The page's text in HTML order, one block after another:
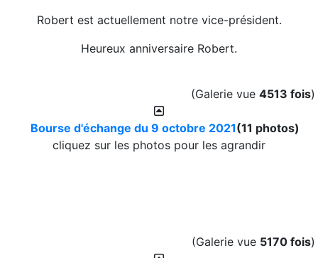
Robert est actuellement notre vice-président.
Heureux anniversaire Robert.
(Galerie vue 4513 fois)
Bourse d'échange du 9 octobre 2021(11 photos)
cliquez sur les photos pour les agrandir
(Galerie vue 5170 fois)